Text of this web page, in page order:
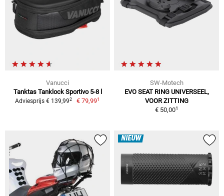
Vanucci
Tanktas Tanklock Sportivo 5-8 l
Adviesprijs € 139,992 € 79,991
SW-Motech
EVO SEAT RING UNIVERSEEL,
VOOR ZITTING
€ 50,001
NIEUW